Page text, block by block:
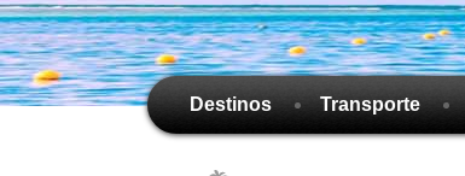
Destinos Transporte